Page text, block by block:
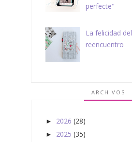
perfecte"
La felicidad del
reencuentro
ARCHIVOS
► 2026 (28)
► 2025 (35)